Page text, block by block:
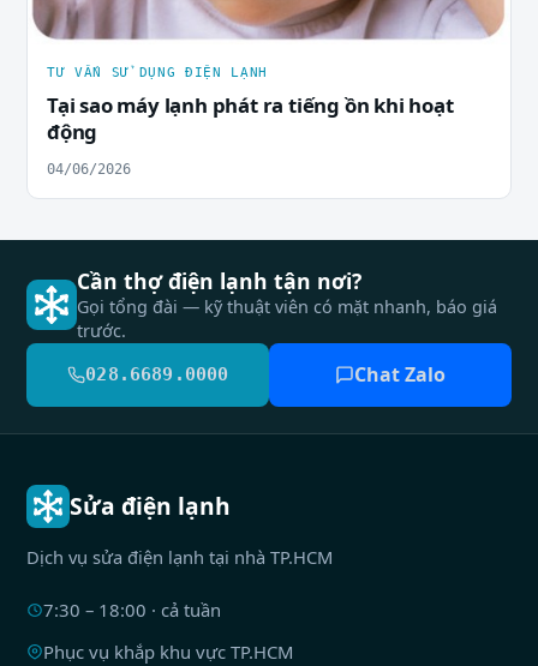
TƯ VẤN SỬ DỤNG ĐIỆN LẠNH
Tại sao máy lạnh phát ra tiếng ồn khi hoạt
động
04/06/2026
Cần thợ điện lạnh tận nơi?
Gọi tổng đài — kỹ thuật viên có mặt nhanh, báo giá
trước.
028.6689.0000 Chat Zalo
Sửa điện lạnh
Dịch vụ sửa điện lạnh tại nhà TP.HCM
7:30 – 18:00 · cả tuần
Phục vụ khắp khu vực TP.HCM